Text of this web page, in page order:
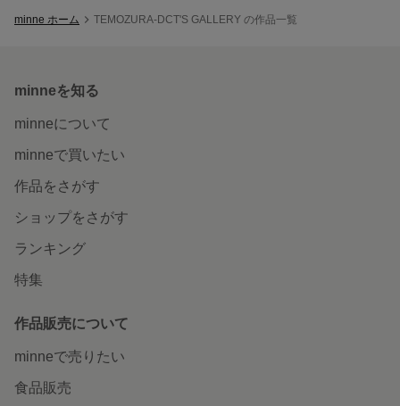
minne ホーム TEMOZURA-DCT'S GALLERY の作品一覧
minneを知る
minneについて
minneで買いたい
作品をさがす
ショップをさがす
ランキング
特集
作品販売について
minneで売りたい
食品販売